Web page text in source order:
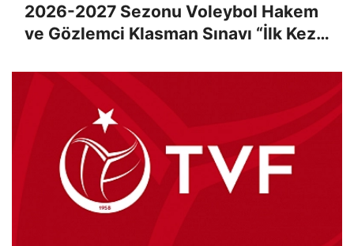
2026-2027 Sezonu Voleybol Hakem
ve Gözlemci Klasman Sınavı “İlk Kez”